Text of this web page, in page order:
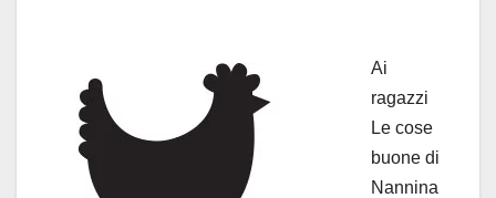
Ai
ragazzi
Le cose
buone di
Nannina